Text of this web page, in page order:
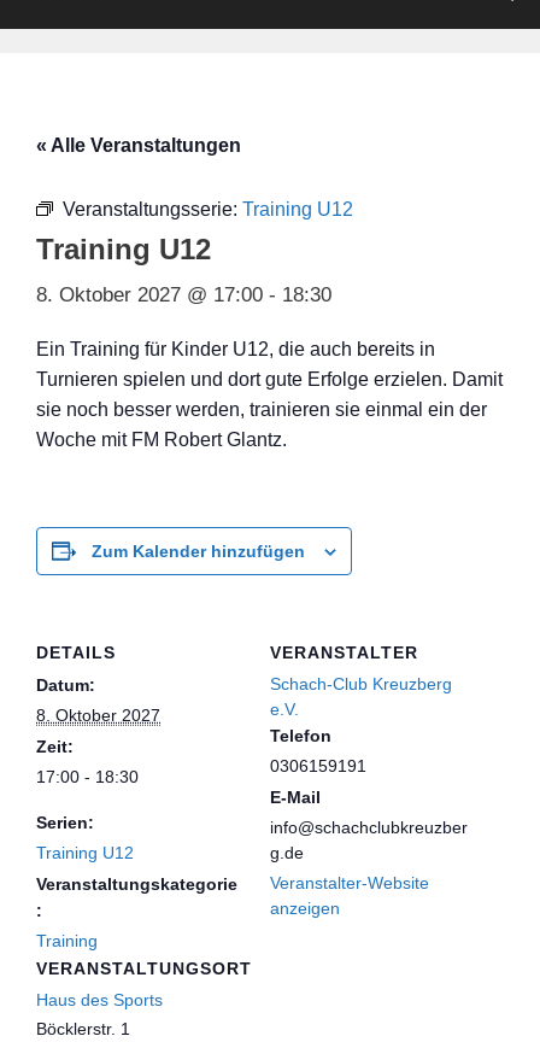
« Alle Veranstaltungen
Veranstaltungsserie: Training U12
Training U12
8. Oktober 2027 @ 17:00 - 18:30
Ein Training für Kinder U12, die auch bereits in
Turnieren spielen und dort gute Erfolge erzielen. Damit
sie noch besser werden, trainieren sie einmal ein der
Woche mit FM Robert Glantz.
Zum Kalender hinzufügen
DETAILS
Datum:
8. Oktober 2027
Zeit:
17:00 - 18:30
Serien:
Training U12
Veranstaltungskategorie
:
Training
VERANSTALTUNGSORT
Haus des Sports
Böcklerstr. 1
VERANSTALTER
Schach-Club Kreuzberg
e.V.
Telefon
0306159191
E-Mail
info@schachclubkreuzber
g.de
Veranstalter-Website
anzeigen